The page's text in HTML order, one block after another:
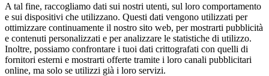
A tal fine, raccogliamo dati sui nostri utenti, sul loro comportamento
e sui dispositivi che utilizzano. Questi dati vengono utilizzati per
ottimizzare continuamente il nostro sito web, per mostrarti pubblicità
e contenuti personalizzati e per analizzare le statistiche di utilizzo.
Inoltre, possiamo confrontare i tuoi dati crittografati con quelli di
fornitori esterni e mostrarti offerte tramite i loro canali pubblicitari
online, ma solo se utilizzi già i loro servizi.